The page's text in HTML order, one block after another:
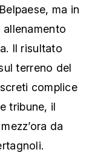
ma in
Il risultato
terreno del
complice
tribune, il
da